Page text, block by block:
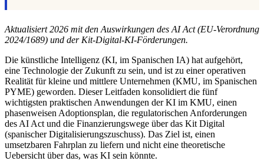
Aktualisiert 2026 mit den Auswirkungen des AI Act (EU-Verordnung
2024/1689) und der Kit-Digital-KI-Förderungen.
Die künstliche Intelligenz (KI, im Spanischen IA) hat aufgehört,
eine Technologie der Zukunft zu sein, und ist zu einer operativen
Realität für kleine und mittlere Unternehmen (KMU, im Spanischen
PYME) geworden. Dieser Leitfaden konsolidiert die fünf
wichtigsten praktischen Anwendungen der KI im KMU, einen
phasenweisen Adoptionsplan, die regulatorischen Anforderungen
des AI Act und die Finanzierungswege über das Kit Digital
(spanischer Digitalisierungszuschuss). Das Ziel ist, einen
umsetzbaren Fahrplan zu liefern und nicht eine theoretische
Uebersicht über das, was KI sein könnte.